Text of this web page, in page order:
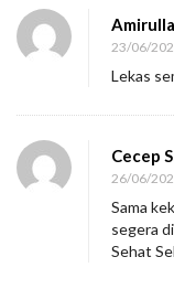
I
l
a
s
i
M
23/06/
Lekas
Cecep
26/06/
Sama
segera
Sehat